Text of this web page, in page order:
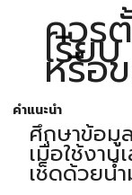
ควร
เรีย
หรือ
คำแนะนำ
ศึกษาข้อมู
เมื่อใช้งาน
เช็ดด้วยน้